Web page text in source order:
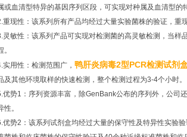
或血清型特异的基因序列区段，可实现对种属及血清型的
重现性：该系列所有产品均经过大量实验菌株的验证，重
灵敏性：该系列产品可实现对检测菌的高灵敏检测，当
。
实用性：检测范围广， 鸭肝炎病毒2型PCR检测试剂
及其他环境取样的快速检测，整个检测过程为3-4个小时。
优势1：序列资源丰富，除GenBank公布的序列外，公司
性。
优势2：该系列试剂盒均经过大量的保守性及特异性实验